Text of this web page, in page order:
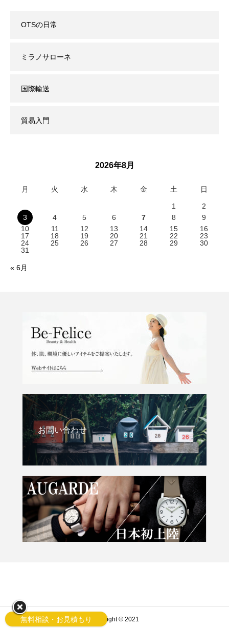
OTSの日常
ミラノサローネ
国際輸送
貿易入門
2026年8月
月 火 水 木 金 土 日
1
2
3
4 5 6 7 8
9
10
11 12 13 14 15
16
17
18 19 20 21 22
23
24
25 26 27 28 29
30
31
« 6月
お問い合わせ
Copyright © 2021
無料相談・お見積もり